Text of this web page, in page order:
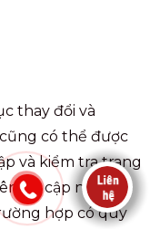
thay đổi và
có thể được
và kiểm tra trang
để cập nhật
hợp có quy